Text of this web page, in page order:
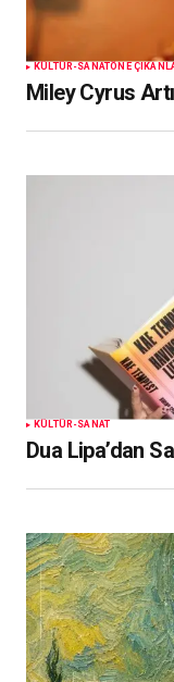
KÜLTÜR-SANATÖNE
Miley Cyrus
KÜLTÜR-SANAT
Dua Lipa’dan